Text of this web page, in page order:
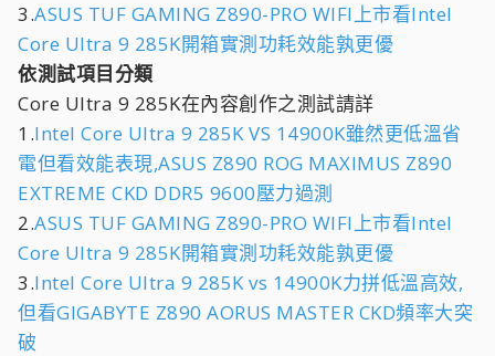
3.ASUS TUF GAMING Z890-PRO WIFI上市看Intel
Core Ultra 9 285K開箱實測功耗效能孰更優
依測試項目分類
Core Ultra 9 285K在內容創作之測試請詳
1.Intel Core Ultra 9 285K VS 14900K雖然更低溫省
電但看效能表現,ASUS Z890 ROG MAXIMUS Z890
EXTREME CKD DDR5 9600壓力過測
2.ASUS TUF GAMING Z890-PRO WIFI上市看Intel
Core Ultra 9 285K開箱實測功耗效能孰更優
3.Intel Core Ultra 9 285K vs 14900K力拼低溫高效,
但看GIGABYTE Z890 AORUS MASTER CKD頻率大突
破